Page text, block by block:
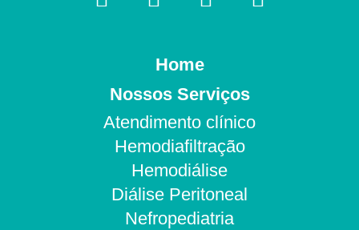
Home
Nossos Serviços
Atendimento clínico
Hemodiafiltração
Hemodiálise
Diálise Peritoneal
Nefropediatria